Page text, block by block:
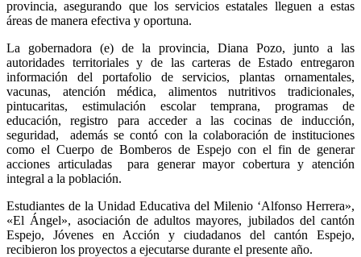
provincia, asegurando que los servicios estatales lleguen a estas
áreas de manera efectiva y oportuna.
La gobernadora (e) de la provincia, Diana Pozo, junto a las
autoridades territoriales y de las carteras de Estado entregaron
información del portafolio de servicios, plantas ornamentales,
vacunas, atención médica, alimentos nutritivos tradicionales,
pintucaritas, estimulación escolar temprana, programas de
educación, registro para acceder a las cocinas de inducción,
seguridad, además se contó con la colaboración de instituciones
como el Cuerpo de Bomberos de Espejo con el fin de generar
acciones articuladas para generar mayor cobertura y atención
integral a la población.
Estudiantes de la Unidad Educativa del Milenio ‘Alfonso Herrera»,
«El Ángel», asociación de adultos mayores, jubilados del cantón
Espejo, Jóvenes en Acción y ciudadanos del cantón Espejo,
recibieron los proyectos a ejecutarse durante el presente año.